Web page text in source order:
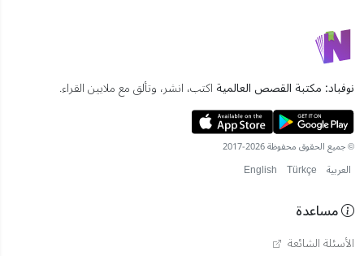
نوفباد: مكتبة القصص العالمية اكتب، انشر، وتألق مع ملايين القراء.
© جميع الحقوق محفوظة 2026-2017
العربية English Türkçe
مساعدة
الأسئلة الشائعة